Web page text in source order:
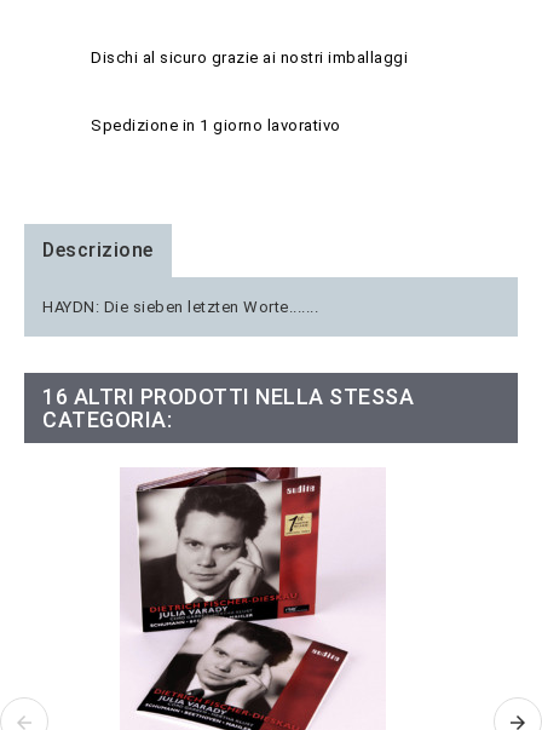
Dischi al sicuro grazie ai nostri imballaggi
Spedizione in 1 giorno lavorativo
Descrizione
HAYDN: Die sieben letzten Worte.......
16 ALTRI PRODOTTI NELLA STESSA
CATEGORIA: